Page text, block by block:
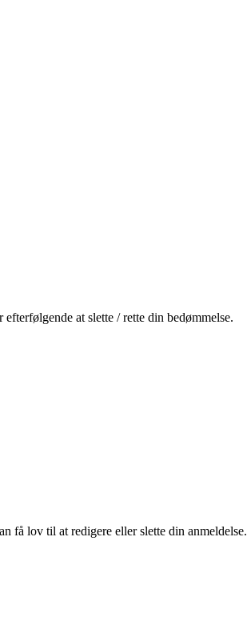
at slette / rette din bedømmelse.
få lov til at redigere eller slette din anmeldelse.